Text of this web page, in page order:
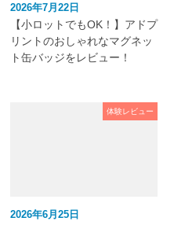
2026年7月22日
【小ロットでもOK！】アドプ
リントのおしゃれなマグネッ
ト缶バッジをレビュー！
体験レビュー
2026年6月25日